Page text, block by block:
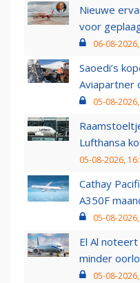
Nieuwe
voor
06-08-
Saoedi’s
Aviapartner
05-08-
Lufthansa
05-08-2026,
Cathay
A350F
05-08-
El Al
minder
05-08-